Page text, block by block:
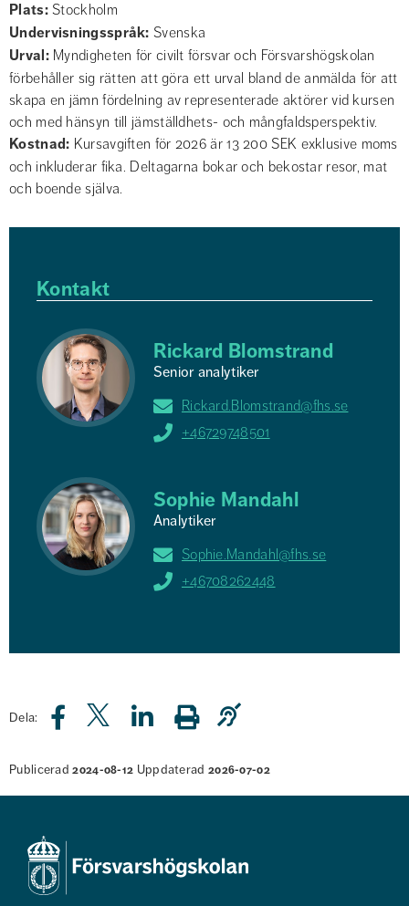
Plats Stockholm
Undervisnings­språk Svenska
Urval Myndigheten för civilt försvar och Försvarshögskolan
förbehåller sig rätten att göra ett urval bland de anmälda för att
skapa en jämn fördelning av representerade aktörer vid kursen
och med hänsyn till jämställdhets- och mångfaldsperspektiv.
Kostnad Kursavgiften för 2026 är 13 200 SEK exklusive moms
och inkluderar fika. Deltagarna bokar och bekostar resor, mat
och boende själva.
Kontakt
Rickard Blomstrand
Senior analytiker
Rickard.Blomstrand@fhs.se
+46729748501
Sophie Mandahl
Analytiker
Sophie.Mandahl@fhs.se
+46708262448
Dela:
Publicerad2024-08-12 Uppdaterad 2026-07-02